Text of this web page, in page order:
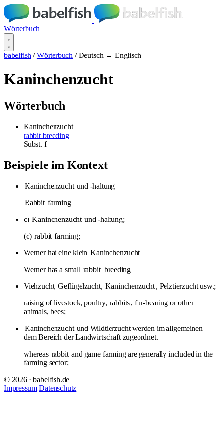
Wörterbuch
babelfish / Wörterbuch / Deutsch → Englisch
Kaninchenzucht
Wörterbuch
Kaninchenzucht
rabbit breeding
Subst. f
Beispiele im Kontext
Kaninchenzucht und -haltung
Rabbit farming
c) Kaninchenzucht und -haltung;
(c) rabbit farming;
Werner hat eine klein Kaninchenzucht
Werner has a small rabbit breeding
Viehzucht, Geflügelzucht, Kaninchenzucht, Pelztierzucht usw.;
raising of livestock, poultry, rabbits, fur-bearing or other
animals, bees;
Kaninchenzucht und Wildtierzucht werden im allgemeinen
dem Bereich der Landwirtschaft zugeordnet.
whereas rabbit and game farming are generally included in the
farming sector;
© 2026 · babelfish.de
Impressum Datenschutz